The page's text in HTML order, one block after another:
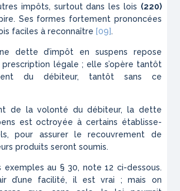
impôts, surtout dans les lois (220)
Ses formes fortement prononcées
faciles à reconnaître [09].
dette d’impôt en suspens repose
prescription légale ; elle s’opère tantôt
du débiteur, tantôt sans ce
de la volonté du débiteur, la dette
estoctroyéeà certains établisse­
pour assurer le recouvrement de
produits seront soumis.
exemples au § 30, note 12 ci-des­sous.
d’une facilité, il est vrai ; mais on